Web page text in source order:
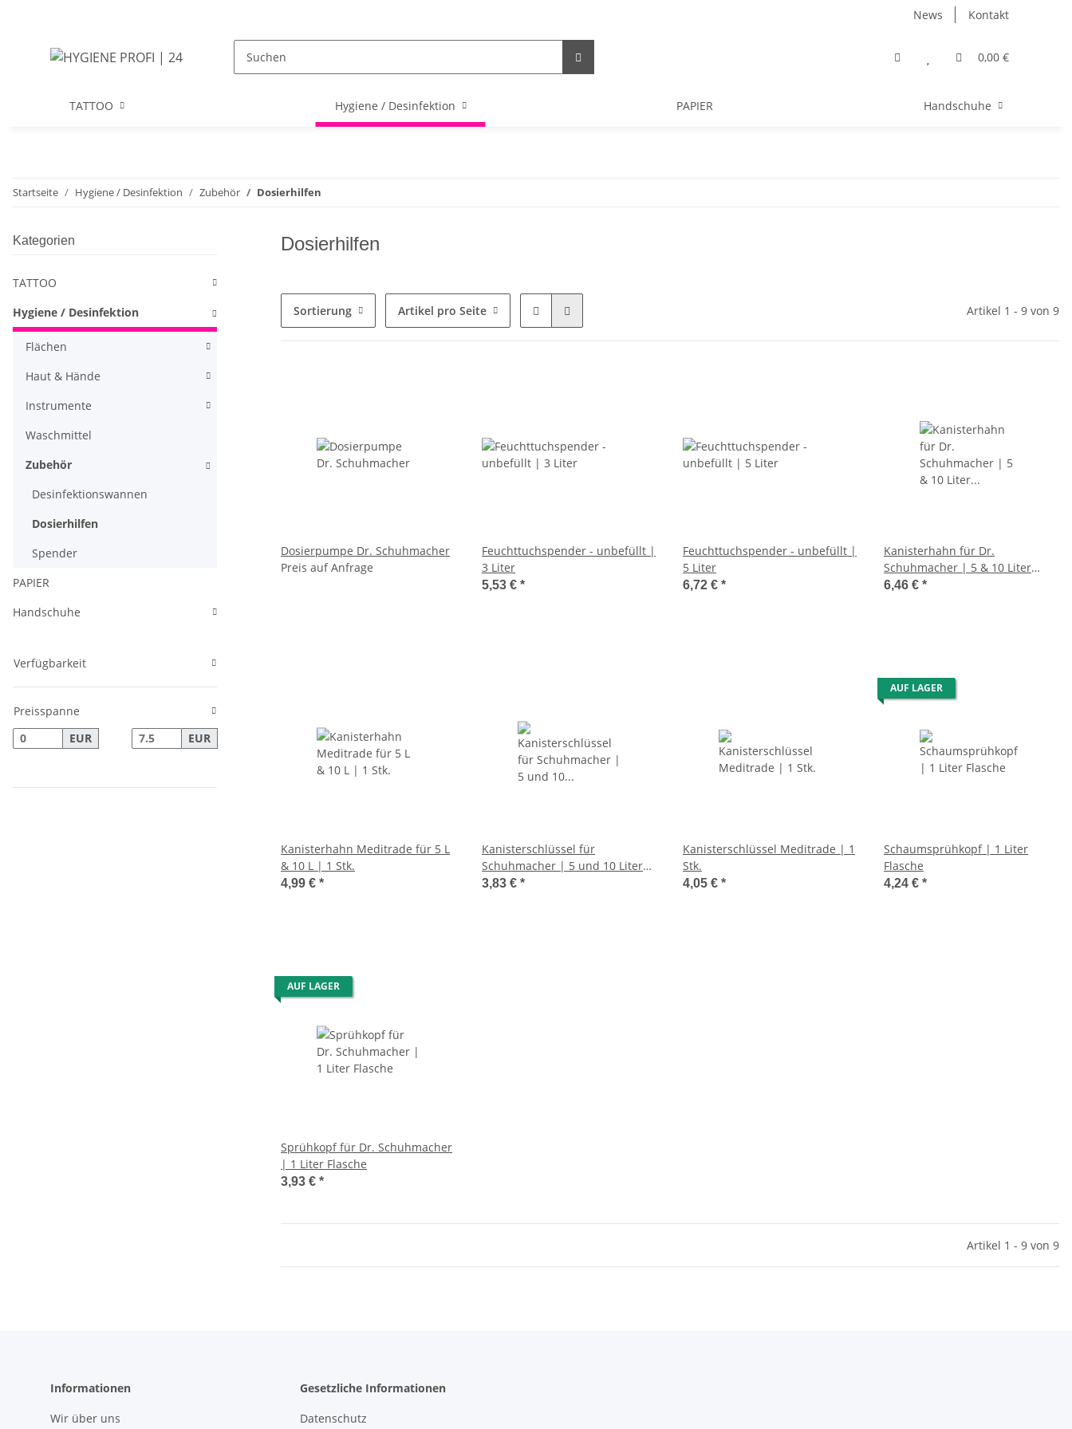
News Kontakt
0,00 €
TATTOO Hygiene / Desinfektion PAPIER Handschuhe
Startseite Hygiene / Desinfektion Zubehör Dosierhilfen
Dosierhilfen
Sortierung Artikel pro Seite Artikel 1 - 9 von 9
Dosierpumpe Dr. Schuhmacher
Preis auf Anfrage
Feuchttuchspender - unbefüllt |
3 Liter
5,53 € *
Feuchttuchspender - unbefüllt |
5 Liter
6,72 € *
Kanisterhahn für Dr.
Schuhmacher | 5 & 10 Liter
Kanister
6,46 € *
Kanisterhahn Meditrade für 5 L
& 10 L | 1 Stk.
4,99 € *
Kanisterschlüssel für
Schuhmacher | 5 und 10 Liter
Kanister
3,83 € *
Kanisterschlüssel Meditrade | 1
Stk.
4,05 € *
AUF LAGER
Schaumsprühkopf | 1 Liter
Flasche
4,24 € *
AUF LAGER
Sprühkopf für Dr. Schuhmacher
| 1 Liter Flasche
3,93 € *
Artikel 1 - 9 von 9
Kategorien
TATTOO
Hygiene / Desinfektion
Flächen
Haut & Hände
Instrumente
Waschmittel
Zubehör
Desinfektionswannen
Dosierhilfen
Spender
PAPIER
Handschuhe
Verfügbarkeit
Preisspanne
EUR
EUR
Informationen
Wir über uns
Gesetzliche Informationen
Datenschutz